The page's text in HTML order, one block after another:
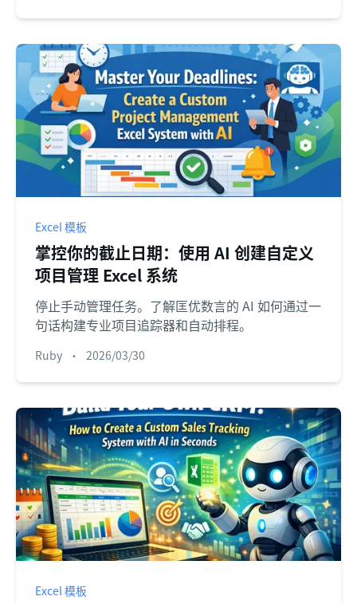
Excel 模板
掌控你的截止日期：使用 AI 创建自定义
项目管理 Excel 系统
停止手动管理任务。了解匡优数言的 AI 如何通过一
句话构建专业项目追踪器和自动排程。
Ruby • 2026/03/30
Excel 模板